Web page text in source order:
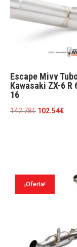
Escape Mivv
Kawasaki ZX-6 R
16
142.78€ El
102.54€El
¡Oferta!